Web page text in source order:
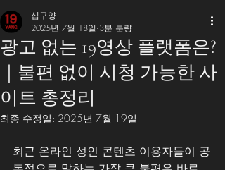
광고 없는 19영상 플랫폼은?
｜불편 없이 시청 가능한 사
이트 총정리
십구양
2025년 7월 18일 3분 분량
최종 수정일: 2025년 7월 19일
최근 온라인 성인 콘텐츠 이용자들이 공